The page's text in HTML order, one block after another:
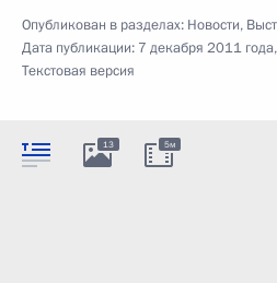
Опубликован в разделах: Новости,
Дата публикации: 7 декабря 2011
Текстовая версия
13 5м